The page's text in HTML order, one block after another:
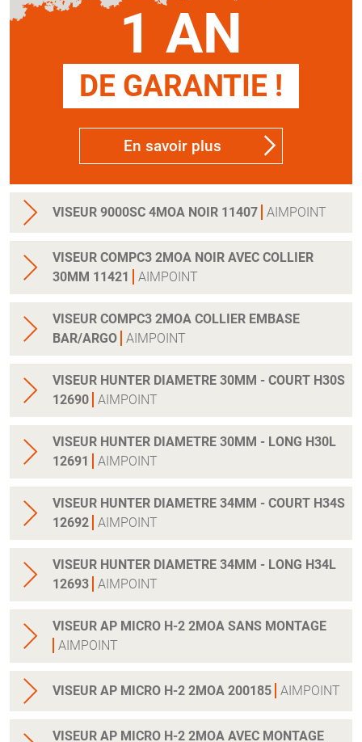
1 AN
DE GARANTIE !
En savoir plus
VISEUR 9000SC 4MOA NOIR 11407 AIMPOINT
VISEUR COMPC3 2MOA NOIR AVEC COLLIER
30MM 11421
AIMPOINT
VISEUR COMPC3 2MOA COLLIER EMBASE
BAR/ARGO AIMPOINT
VISEUR HUNTER DIAMETRE 30MM - COURT H30S
12690 AIMPOINT
VISEUR HUNTER DIAMETRE 30MM - LONG H30L
12691
AIMPOINT
VISEUR HUNTER DIAMETRE 34MM - COURT H34S
12692 AIMPOINT
VISEUR HUNTER DIAMETRE 34MM - LONG H34L
12693 AIMPOINT
VISEUR AP MICRO H-2 2MOA SANS MONTAGE
AIMPOINT
VISEUR AP MICRO H-2 2MOA 200185 AIMPOINT
VISEUR AP MICRO H-2 2MOA AVEC MONTAGE